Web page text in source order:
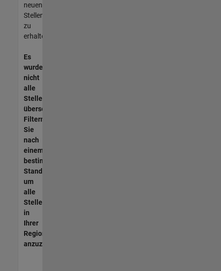
neuen
Stellenangeboten
zu
erhalten.
Es
wurden
nicht
alle
Stellen
übersetzt.
Filtern
Sie
nach
einem
bestimmten
Standort,
um
alle
Stellenangebote
in
Ihrer
Region
anzuzeigen.